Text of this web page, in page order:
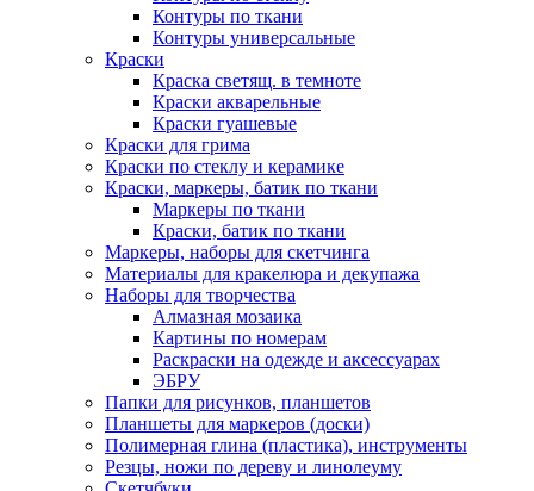
Контуры по ткани
Контуры универсальные
Краски
Краска светящ. в темноте
Краски акварельные
Краски гуашевые
Краски для грима
Краски по стеклу и керамике
Краски, маркеры, батик по ткани
Маркеры по ткани
Краски, батик по ткани
Маркеры, наборы для скетчинга
Материалы для кракелюра и декупажа
Наборы для творчества
Алмазная мозаика
Картины по номерам
Раскраски на одежде и аксессуарах
ЭБРУ
Папки для рисунков, планшетов
Планшеты для маркеров (доски)
Полимерная глина (пластика), инструменты
Резцы, ножи по дереву и линолеуму